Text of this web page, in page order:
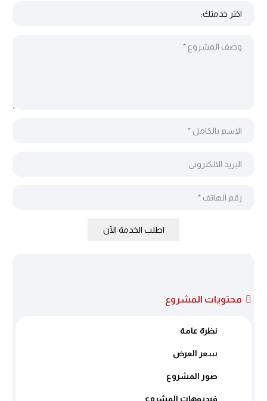
اطلب الخدمة الآن
محتويات المشروع
نظرة عامة
سعر العرض
صور المشروع
فيديوهات المشروع